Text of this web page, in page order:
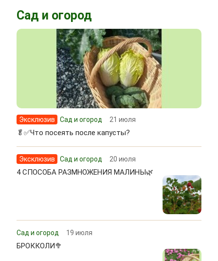
Сад и огород
Эксклюзив Сад и огород 21 июля
🥬✅Что посеять после капусты?
Эксклюзив Сад и огород 20 июля
4 СПОСОБА РАЗМНОЖЕНИЯ МАЛИНЫ🌿
Сад и огород 19 июля
БРОККОЛИ🥦